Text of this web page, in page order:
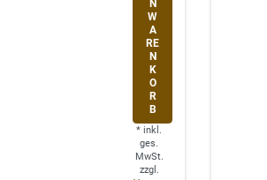
N
W
A
RE
N
K
O
R
B
* inkl.
ges.
MwSt.
zzgl.